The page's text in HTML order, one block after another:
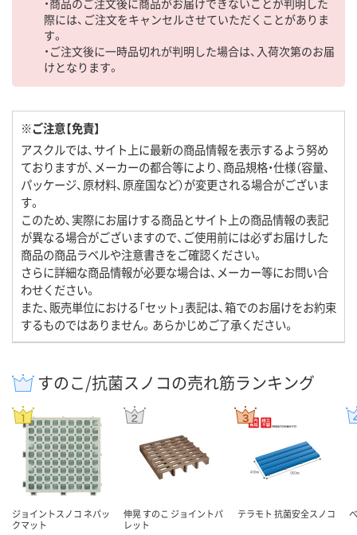
・商品のご注文後に商品がお届けできないことが判明した
際には、ご注文をキャンセルさせていただくことがありま
す。
・ご注文後に一時品切れが判明した場合は、入荷次第のお届
けとなります。
※ご注意【免責】
アスクルでは、サイト上に最新の商品情報を表示するよう努め
ておりますが、メーカーの都合等により、商品規格・仕様（容量、
パッケージ、原材料、原産国など）が変更される場合がございま
す。
このため、実際にお届けする商品とサイト上の商品情報の表記
が異なる場合がございますので、ご使用前には必ずお届けした
商品の商品ラベルや注意書きをご確認ください。
さらに詳細な商品情報が必要な場合は、メーカー等にお問い合
わせください。
また、販売単位における「セット」表記は、箱でのお届けをお約束
するものではありません。あらかじめご了承ください。
すのこ/抗菌スノコの売れ筋ランキング
ジョイントスノコ ネパッ
クマット
伸晃 すのこ ジョイントパ
レット
テラモト 抗菌安全スノコ